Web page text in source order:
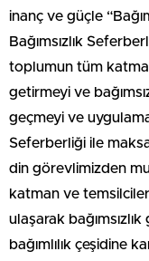
inanç ve güçle
Bağımsızlık
toplumun tüm
getirmeyi ve
geçmeyi ve
Seferberliği ile
din görevlimizden
katman ve
ulaşarak
bağımlılık çeşidine